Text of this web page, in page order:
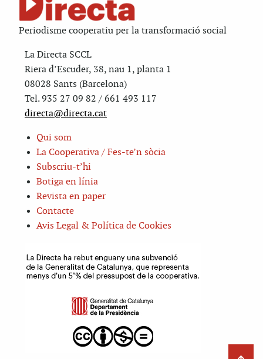
Periodisme cooperatiu per la transformació social
La Directa SCCL
Riera d’Escuder, 38, nau 1, planta 1
08028 Sants (Barcelona)
Tel. 935 27 09 82 / 661 493 117
directa@directa.cat
Qui som
La Cooperativa / Fes-te’n sòcia
Subscriu-t’hi
Botiga en línia
Revista en paper
Contacte
Avis Legal & Política de Cookies